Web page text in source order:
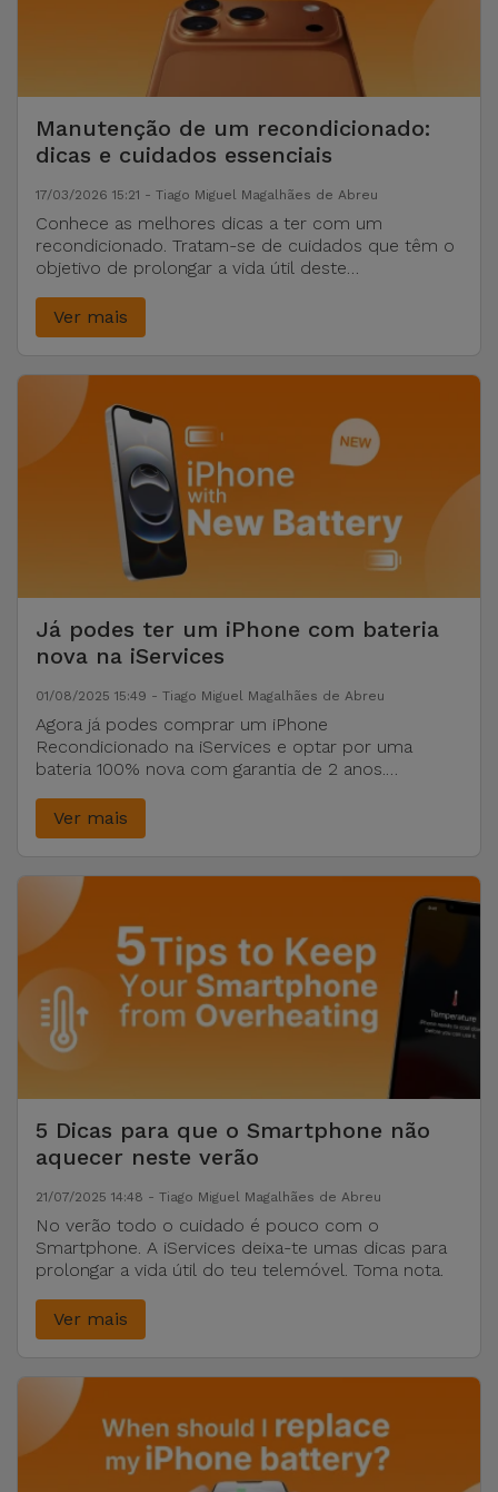
iPad e
Tablet
tudo
Manutenção de um recondicionado:
dicas e cuidados essenciais
17/03/2026 15:21 - Tiago Miguel Magalhães de Abreu
Conhece as melhores dicas a ter com um
recondicionado. Tratam-se de cuidados que têm o
objetivo de prolongar a vida útil deste
Ver mais
Já podes ter um iPhone com bateria
nova na iServices
01/08/2025 15:49 - Tiago Miguel Magalhães de Abreu
Agora já podes comprar um iPhone
Recondicionado na iServices e optar por uma
bateria 100% nova com garantia de 2 anos.
Ver mais
5 Dicas para que o Smartphone não
aquecer neste verão
21/07/2025 14:48 - Tiago Miguel Magalhães de Abreu
No verão todo o cuidado é pouco com o
Smartphone. A iServices deixa-te umas dicas para
prolongar a vida útil do teu telemóvel. Toma nota.
Ver mais